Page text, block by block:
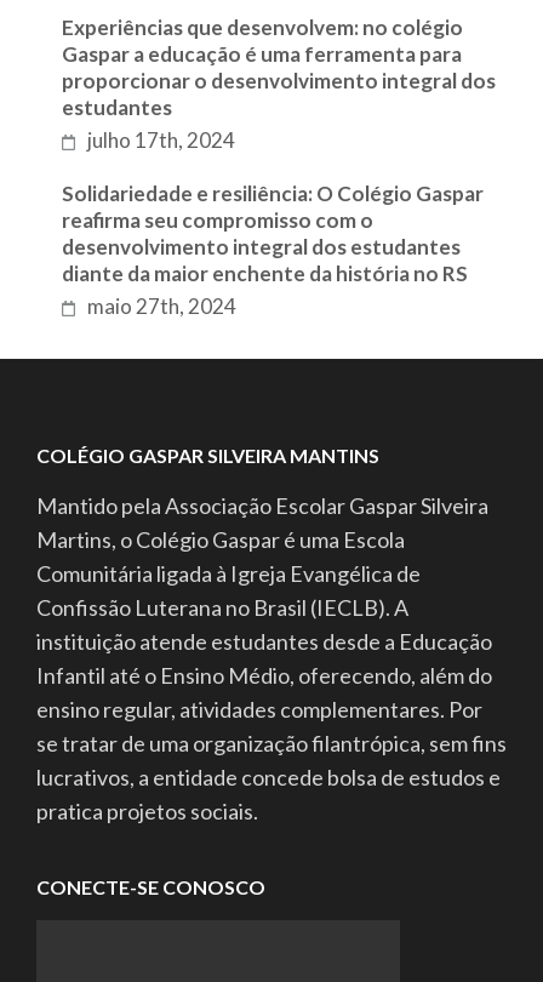
Experiências que desenvolvem: no colégio
Gaspar a educação é uma ferramenta para
proporcionar o desenvolvimento integral dos
estudantes
julho 17th, 2024
Solidariedade e resiliência: O Colégio Gaspar
reafirma seu compromisso com o
desenvolvimento integral dos estudantes
diante da maior enchente da história no RS
maio 27th, 2024
COLÉGIO GASPAR SILVEIRA MANTINS
Mantido pela Associação Escolar Gaspar Silveira
Martins, o Colégio Gaspar é uma Escola
Comunitária ligada à Igreja Evangélica de
Confissão Luterana no Brasil (IECLB). A
instituição atende estudantes desde a Educação
Infantil até o Ensino Médio, oferecendo, além do
ensino regular, atividades complementares. Por
se tratar de uma organização filantrópica, sem fins
lucrativos, a entidade concede bolsa de estudos e
pratica projetos sociais.
CONECTE-SE CONOSCO